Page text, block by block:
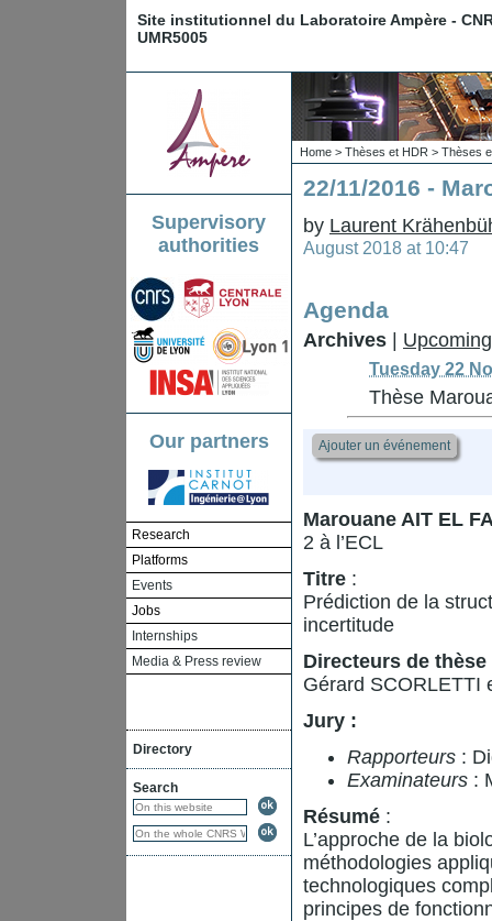
Site institutionnel du Laboratoire Ampère -
UMR5005
Supervisory
authorities
Our partners
Research
Platforms
Events
Jobs
Internships
Media & Press review
Directory
Search
Home > Thèses et HDR > Thèses
22/11/2016 -
by Laurent
August 2018 at 10:47
Agenda
Archives Upcoming
Tuesday 22
Thèse
Ajouter un événement
Marouane AIT EL
2 à l’ECL
Titre :
Prédiction de la
incertitude
Directeurs de thèse
Gérard SCORLETTI
Jury :
Rapporteurs :
Examinateurs :
Résumé :
L’approche de la
méthodologies
technologiques
principes de